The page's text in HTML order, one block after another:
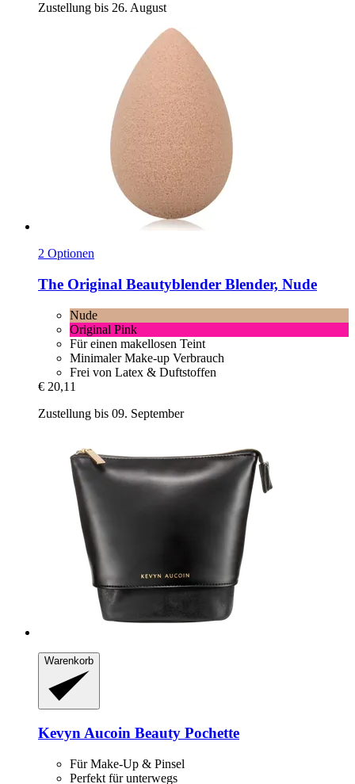
Zustellung bis 26. August
2 Optionen
The Original Beautyblender Blender, Nude
Nude
Original Pink
Für einen makellosen Teint
Minimaler Make-up Verbrauch
Frei von Latex & Duftstoffen
€ 20,11
Zustellung bis 09. September
Warenkorb
Kevyn Aucoin Beauty Pochette
Für Make-Up & Pinsel
Perfekt für unterwegs